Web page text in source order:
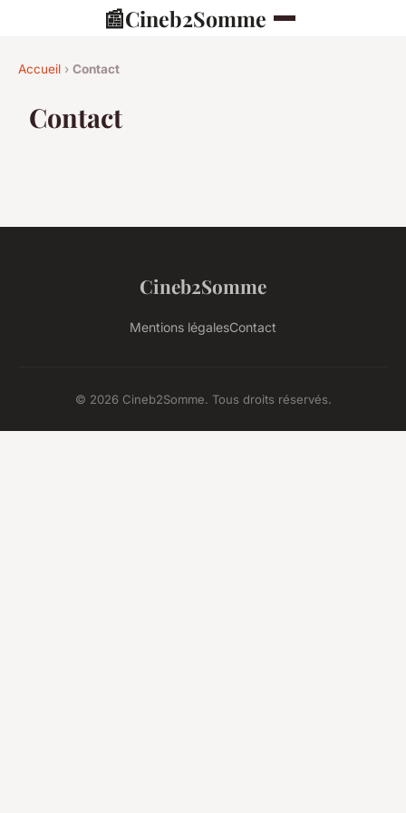
📰Cineb2Somme
Accueil › Contact
Contact
Cineb2Somme
Mentions légalesContact
© 2026 Cineb2Somme. Tous droits réservés.